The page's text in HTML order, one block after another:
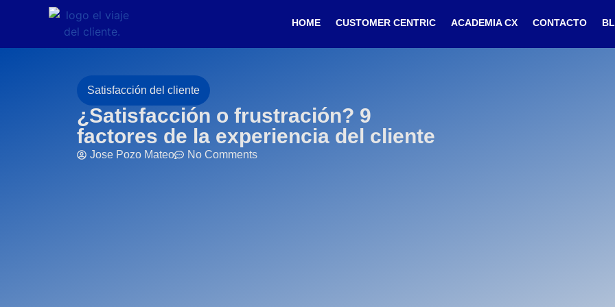
HOME CUSTOMER CENTRIC ACADEMIA CX CONTACTO
Satisfacción del cliente
¿Satisfacción o frustración? 9
factores de la experiencia del cliente
Jose Pozo Mateo No Comments